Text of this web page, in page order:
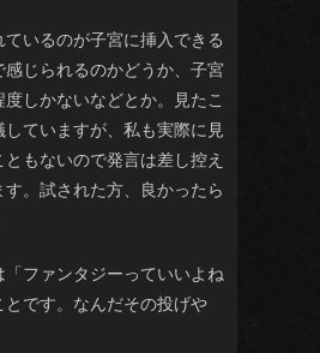
いるのが子宮に挿入できる
じられるのかどうか、子宮
しかないなどとか。見たこ
していますが、私も実際に見
もないので発言は差し控え
。試された方、良かったら
「ファンタジーっていいよね
です。なんだその投げや